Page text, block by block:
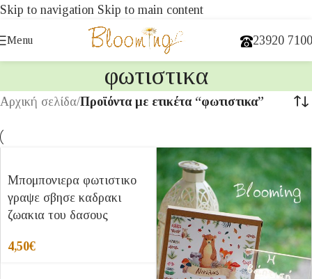
Skip to navigation Skip to main content
Menu 23920
φωτιστικα
Αρχική σελίδα/Προϊόντα με ετικέτα “φωτιστικα”
Μπομπονιερα φωτιστικο
γραψε σβησε καδρακι
ζωακια του δασους
4,50€